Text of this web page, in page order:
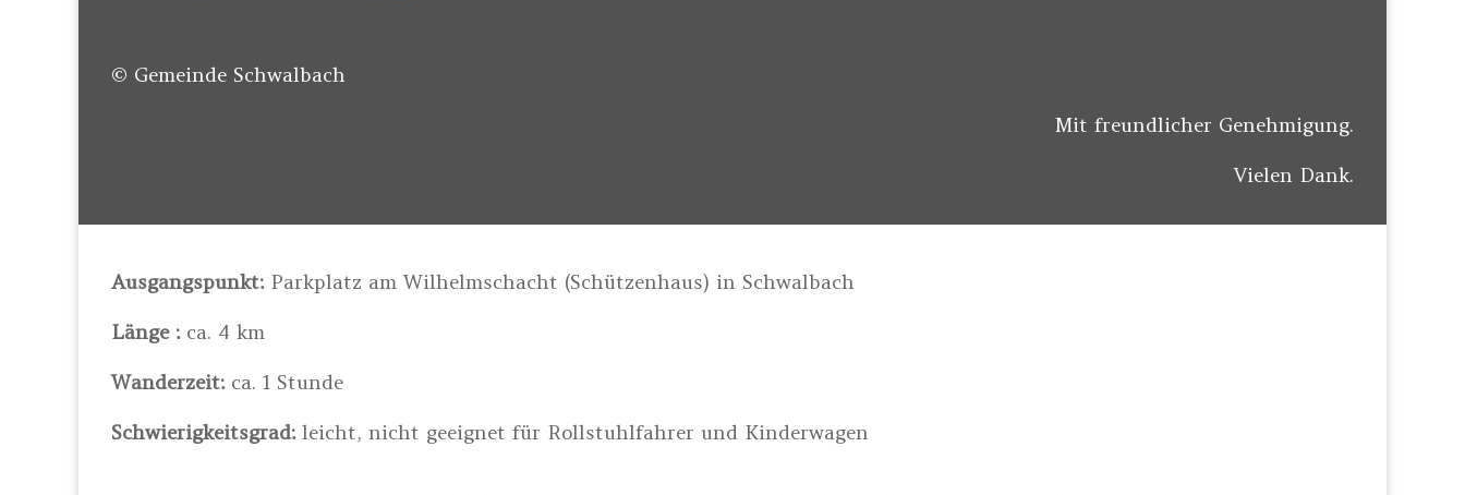
© Gemeinde Schwalbach
Mit freundlicher Genehmigung.
Vielen Dank.
Ausgangspunkt:Parkplatz am Wilhelmschacht (Schützenhaus) in Schwalbach
Länge :ca. 4 km
Wanderzeit:ca. 1 Stunde
Schwierigkeitsgrad:leicht, nicht geeignet für Rollstuhlfahrer und Kinderwagen